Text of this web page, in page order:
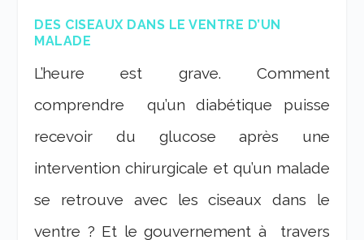
DES CISEAUX DANS LE VENTRE D’UN
MALADE
L’heure est grave. Comment
comprendre qu’un diabétique puisse
recevoir du glucose après une
intervention chirurgicale et qu’un malade
se retrouve avec les ciseaux dans le
ventre ? Et le gouvernement à travers